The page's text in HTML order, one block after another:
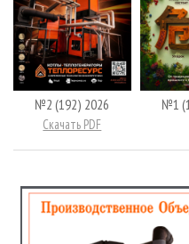
№2 (192) 2026
Скачать PDF
№1